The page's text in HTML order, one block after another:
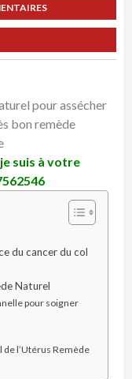
pour assécher
bon remède
suis à votre
du cancer du col
Naturel
pour soigner
l’Utérus Remède